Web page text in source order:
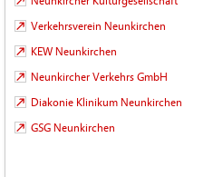
Verkehrsverein Neunkirchen
KEW Neunkirchen
Neunkircher Verkehrs GmbH
Diakonie Klinikum Neunkirchen
GSG Neunkirchen